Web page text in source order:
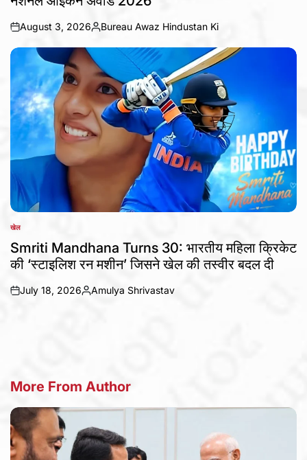
on
August 3, 2026
Posted
by
Bureau Awaz Hindustan Ki
POSTED
IN
खेल
Smriti Mandhana Turns 30: भारतीय महिला क्रिकेट
की ‘स्टाइलिश रन मशीन’ जिसने खेल की तस्वीर बदल दी
on
July 18, 2026
Posted
Amulya Shrivastav
More From Author